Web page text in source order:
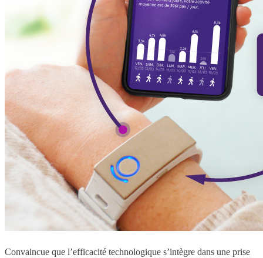
Convaincue que l’efficacité technologique s’intègre dans une prise